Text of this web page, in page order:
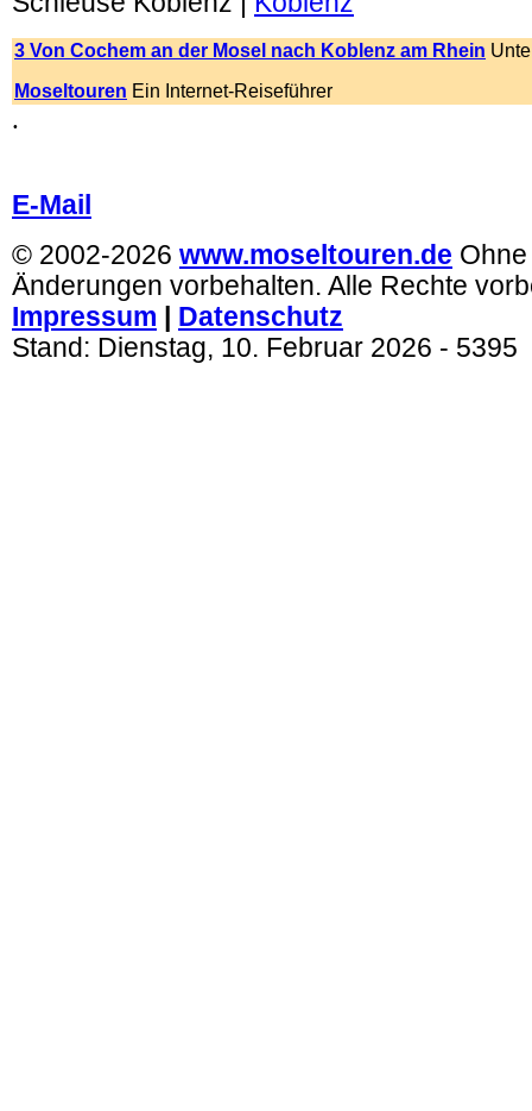
3 Von Cochem an der Mosel nach Koblenz am Rhein
Moseltouren Ein Internet-Reiseführer
.
E-Mail
© 2002-2026 www.moseltouren.de
Änderungen vorbehalten. Alle Rechte
Impressum
Datenschutz
Stand: Dienstag, 10. Februar 2026 - 5395